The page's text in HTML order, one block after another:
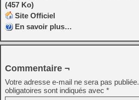
(457 Ko)
Site Officiel
En savoir plus…
Commentaire ¬
Votre adresse e-mail ne sera pas publiée.
obligatoires sont indiqués avec *